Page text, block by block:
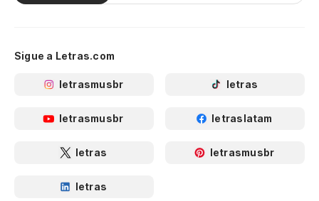
Sigue a Letras.com
letrasmusbr letras
letrasmusbr letraslatam
letras letrasmusbr
letras